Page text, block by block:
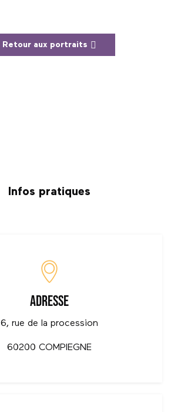
Retour aux portraits
Infos pratiques
Adresse
6, rue de la procession
60200 COMPIEGNE